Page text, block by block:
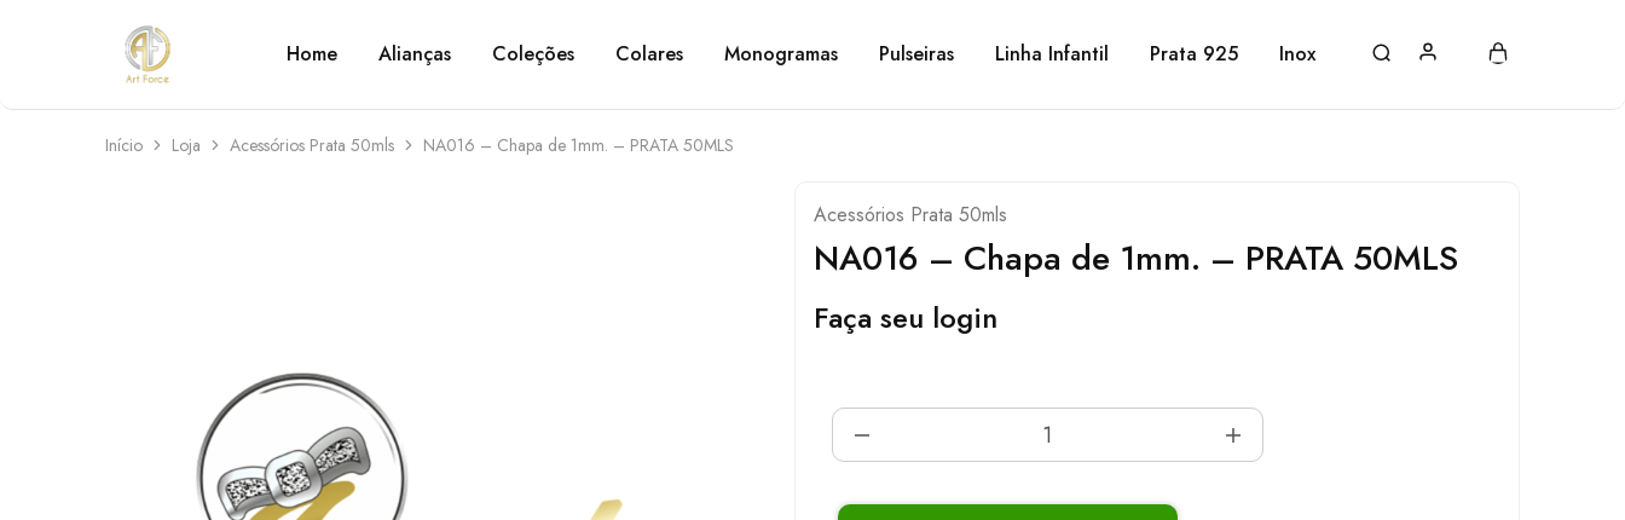
Art
Force
Semijoias
personalizadas
Home Alianças Coleções Colares Monogramas Pulseiras Linha Infantil Prata 925 Inox
Início Loja Acessórios Prata 50mls NA016 – Chapa de 1mm. – PRATA 50MLS
Acessórios Prata 50mls
NA016 – Chapa de 1mm. – PRATA 50MLS
Faça seu login